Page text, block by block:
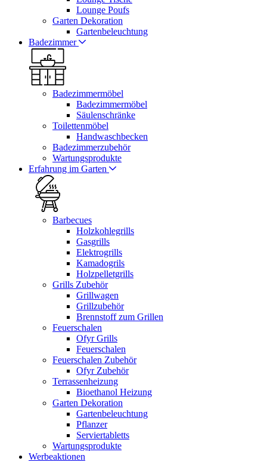
Lounge Poufs
Garten Dekoration
Gartenbeleuchtung
Badezimmer
Badezimmermöbel
Badezimmermöbel
Säulenschränke
Toilettenmöbel
Handwaschbecken
Badezimmerzubehör
Wartungsprodukte
Erfahrung im Garten
Barbecues
Holzkohlegrills
Gasgrills
Elektrogrills
Kamadogrils
Holzpelletgrills
Grills Zubehör
Grillwagen
Grillzubehör
Brennstoff zum Grillen
Feuerschalen
Ofyr Grills
Feuerschalen
Feuerschalen Zubehör
Ofyr Zubehör
Terrassenheizung
Bioethanol Heizung
Garten Dekoration
Gartenbeleuchtung
Pflanzer
Serviertabletts
Wartungsprodukte
Werbeaktionen